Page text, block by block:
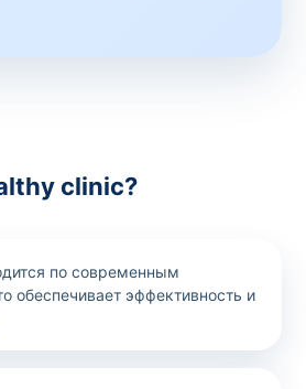
clinic?
по современным
обеспечивает эффективность и